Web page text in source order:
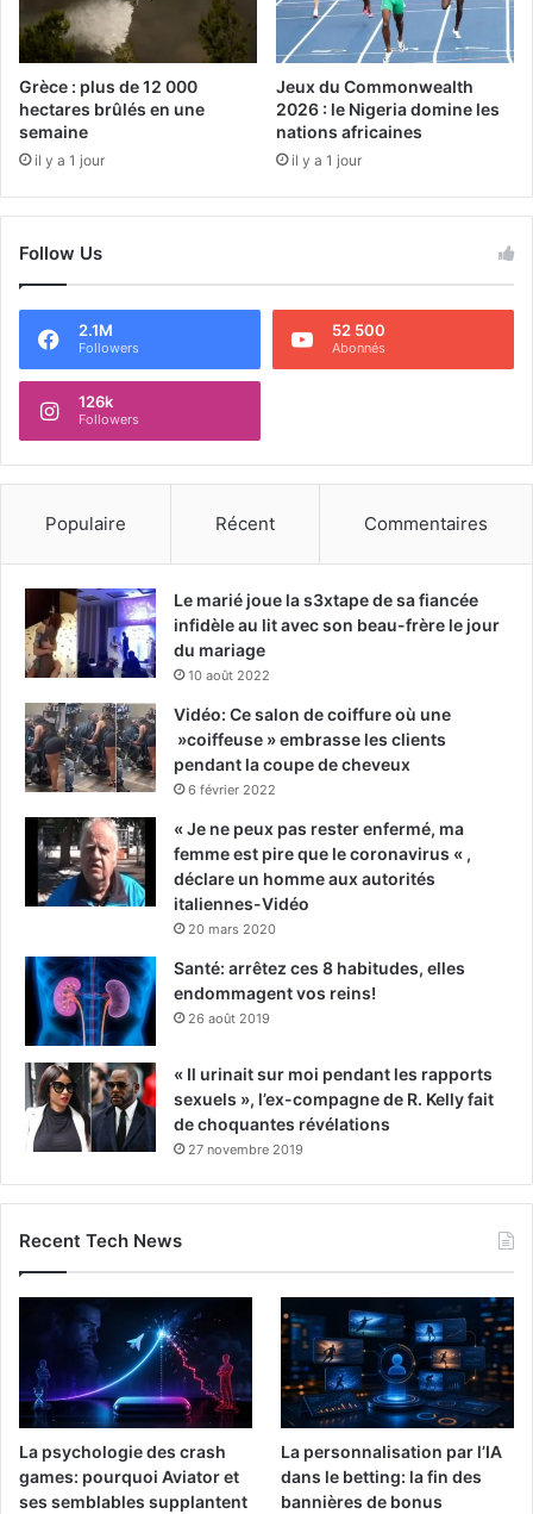
Grèce : plus de 12 000
hectares brûlés en une
semaine
il y a 1 jour
Jeux du Commonwealth
2026 : le Nigeria domine les
nations africaines
il y a 1 jour
Follow Us
2.1M
Followers
52 500
Abonnés
126k
Followers
Populaire Récent Commentaires
Le marié joue la s3xtape de sa fiancée
infidèle au lit avec son beau-frère le jour
du mariage
10 août 2022
Vidéo: Ce salon de coiffure où une
»coiffeuse » embrasse les clients
pendant la coupe de cheveux
6 février 2022
« Je ne peux pas rester enfermé, ma
femme est pire que le coronavirus « ,
déclare un homme aux autorités
italiennes-Vidéo
20 mars 2020
Santé: arrêtez ces 8 habitudes, elles
endommagent vos reins!
26 août 2019
« Il urinait sur moi pendant les rapports
sexuels », l’ex-compagne de R. Kelly fait
de choquantes révélations
27 novembre 2019
Recent Tech News
La psychologie des crash
games: pourquoi Aviator et
ses semblables supplantent
La personnalisation par l’IA
dans le betting: la fin des
bannières de bonus